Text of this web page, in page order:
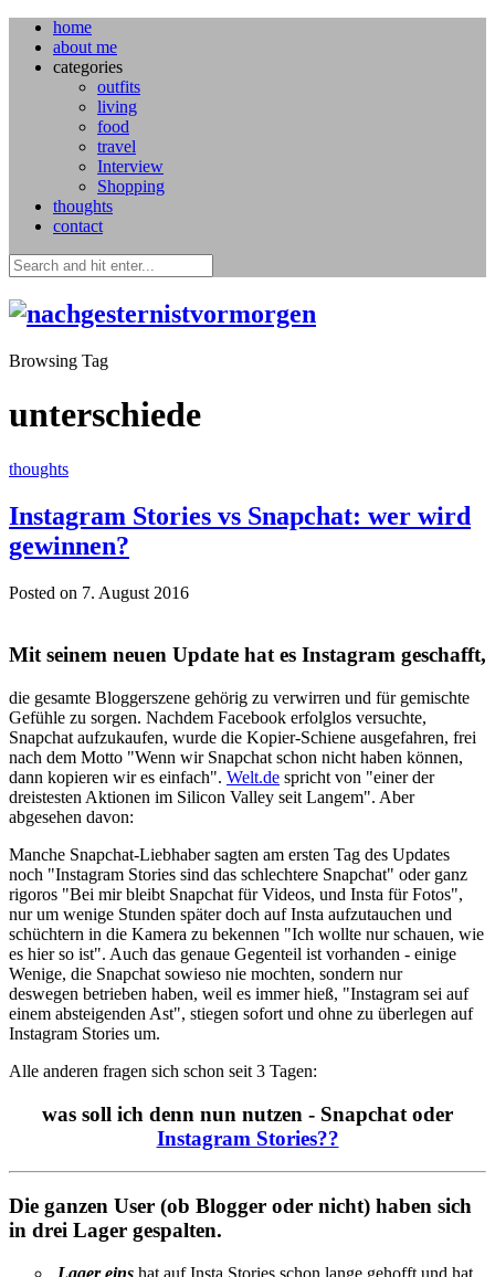
home
about me
categories
outfits
living
food
travel
Interview
Shopping
thoughts
contact
Browsing Tag
unterschiede
thoughts
Instagram Stories vs Snapchat: wer wird
gewinnen?
Posted on 7. August 2016
Mit seinem neuen Update hat es Instagram geschafft,
die gesamte Bloggerszene gehörig zu verwirren und für gemischte
Gefühle zu sorgen. Nachdem Facebook erfolglos versuchte,
Snapchat aufzukaufen, wurde die Kopier-Schiene ausgefahren, frei
nach dem Motto "Wenn wir Snapchat schon nicht haben können,
dann kopieren wir es einfach". Welt.de spricht von "einer der
dreistesten Aktionen im Silicon Valley seit Langem". Aber
abgesehen davon:
Manche Snapchat-Liebhaber sagten am ersten Tag des Updates
noch "Instagram Stories sind das schlechtere Snapchat" oder ganz
rigoros "Bei mir bleibt Snapchat für Videos, und Insta für Fotos",
nur um wenige Stunden später doch auf Insta aufzutauchen und
schüchtern in die Kamera zu bekennen "Ich wollte nur schauen, wie
es hier so ist". Auch das genaue Gegenteil ist vorhanden - einige
Wenige, die Snapchat sowieso nie mochten, sondern nur
deswegen betrieben haben, weil es immer hieß, "Instagram sei auf
einem absteigenden Ast", stiegen sofort und ohne zu überlegen auf
Instagram Stories um.
Alle anderen fragen sich schon seit 3 Tagen:
was soll ich denn nun nutzen - Snapchat oder
Instagram Stories??
Die ganzen User (ob Blogger oder nicht) haben sich
in drei Lager gespalten.
Lager eins hat auf Insta Stories schon lange gehofft und hat